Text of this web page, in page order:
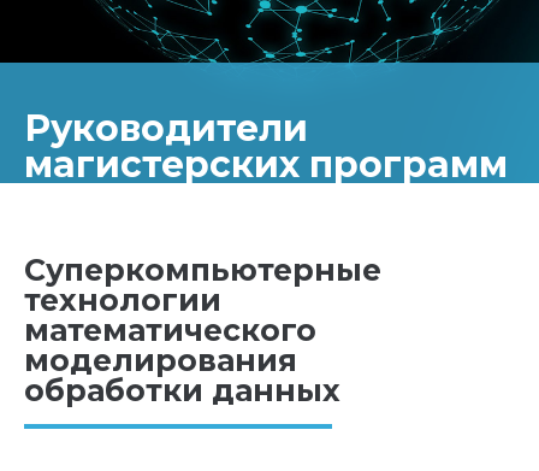
Руководители
магистерских программ
Суперкомпьютерные
технологии
математического
моделирования
обработки данных